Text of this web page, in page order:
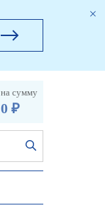
на сумму
0 ₽